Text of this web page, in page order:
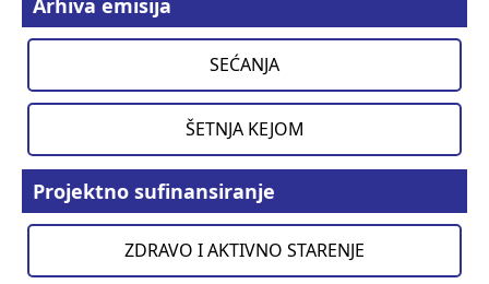
Arhiva emisija
SEĆANJA
ŠETNJA KEJOM
Projektno sufinansiranje
ZDRAVO I AKTIVNO STARENJE